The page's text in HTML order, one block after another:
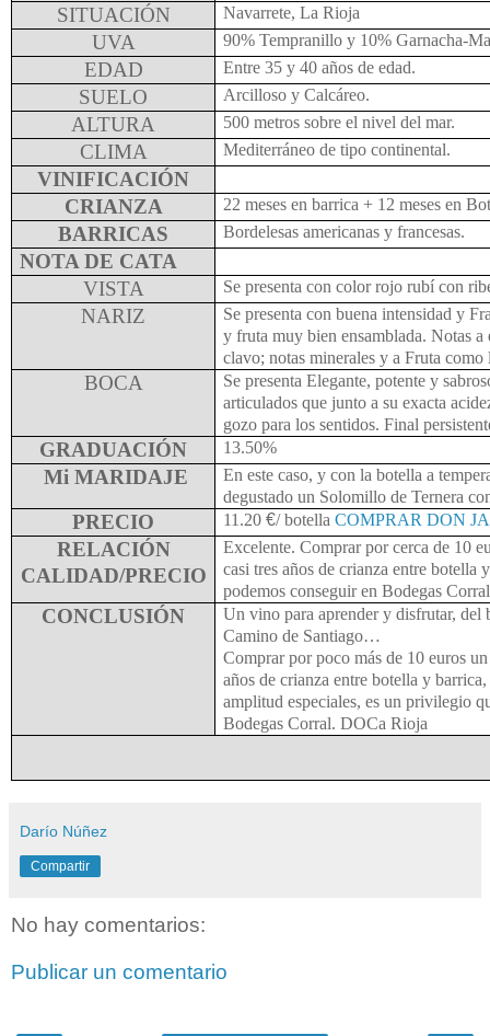
SITUACIÓN
Navarrete, La Rioja
UVA 90% Tempranillo y 10% Garnacha-
EDAD Entre 35 y 40 años de edad.
SUELO Arcilloso y Calcáreo.
ALTURA 500 metros sobre el nivel del mar.
CLIMA Mediterráneo de tipo continental.
VINIFICACIÓN
CRIANZA
22 meses en barrica + 12 meses en
BARRICAS Bordelesas americanas y francesas.
NOTA DE CATA
VISTA
Se presenta con color rojo rubí con
NARIZ
Se presenta con buena intensidad y
y fruta muy bien ensamblada. Notas a
clavo; notas minerales y a Fruta como
BOCA
Se presenta Elegante, potente y
articulados que junto a su exacta
gozo para los sentidos. Final
GRADUACIÓN 13.50%
Mi MARIDAJE
En este caso, y con la botella a
degustado un Solomillo de Ternera
PRECIO 11.20€/ botellaCOMPRAR DON
RELACIÓN
CALIDAD/PRECIO
Excelente. Comprar por cerca de 10
casi tres años de crianza entre botella
podemos conseguir en Bodegas
CONCLUSIÓN
Un vino para aprender y disfrutar, del
Camino de Santiago…
Comprar por poco más de 10 euros
años de crianza entre botella y
amplitud especiales, es un privilegio
Bodegas Corral. DOCa Rioja
Darío Núñez
Compartir
No hay comentarios:
Publicar un comentario